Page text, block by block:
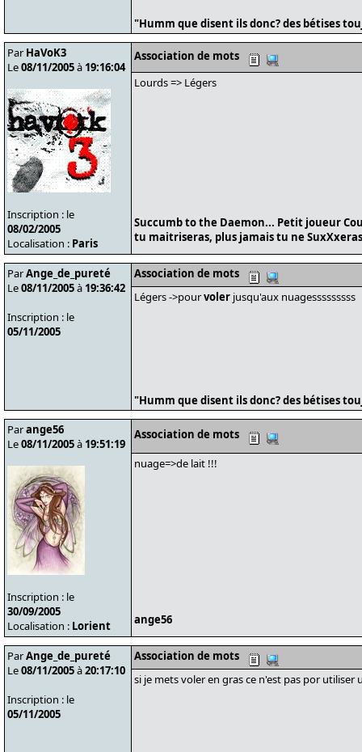
"Humm que disent ils donc? des bétises
Par HaVoK3
Le08/11/2005à 19:16:04
Inscription : le
08/02/2005
Localisation : Paris
Association de mots
Lourds => Légers
Succumb to the Daemon... Petit joueur
tu maitriseras, plus jamais tu ne
ParAnge_de_pureté
Le08/11/2005à 19:36:42
Inscription : le
05/11/2005
Association de mots
Légers ->pourvoler jusqu'aux nuagesssssssss
"Humm que disent ils donc? des bétises
Parange56
Le08/11/2005à 19:51:19
Inscription : le
30/09/2005
Localisation : Lorient
Association de mots
nuage=>de lait !!!
ange56
ParAnge_de_pureté
Le08/11/2005à20:17:10
Inscription : le
05/11/2005
Association de mots
si je mets voler en gras ce n'est pas por utiliser